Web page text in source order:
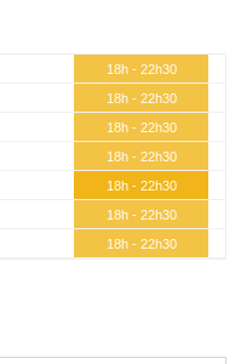
18h - 22h30
18h - 22h30
18h - 22h30
18h - 22h30
18h - 22h30
18h - 22h30
18h - 22h30